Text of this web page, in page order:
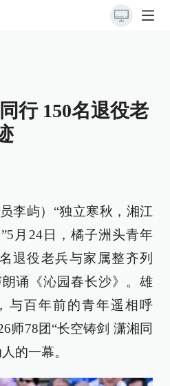
行 150名退役老
李屿）“独立寒秋，湘江
月24日，橘子洲头青年
退役老兵与家属整齐列
诵《沁园春长沙》。雄
与百年前的青年遥相呼
师78团“长空铸剑 潇湘同
的一幕。